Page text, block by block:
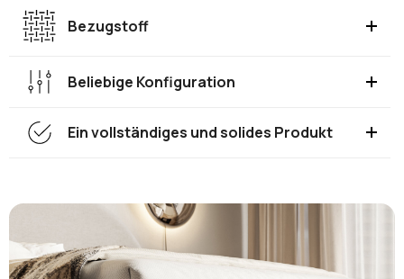
Bezugstoff
Beliebige Konfiguration
Ein vollständiges und solides Produkt